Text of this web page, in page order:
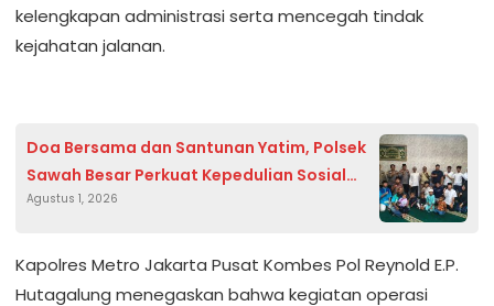
kelengkapan administrasi serta mencegah tindak
kejahatan jalanan.
Doa Bersama dan Santunan Yatim, Polsek
Sawah Besar Perkuat Kepedulian Sosial
dan Kamtibmas
Agustus 1, 2026
Kapolres Metro Jakarta Pusat Kombes Pol Reynold E.P.
Hutagalung menegaskan bahwa kegiatan operasi